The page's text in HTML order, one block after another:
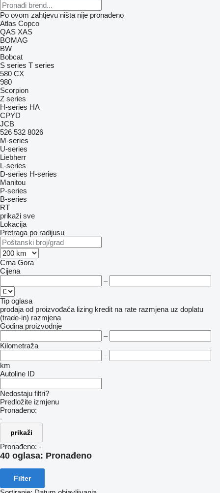
Po ovom zahtjevu ništa nije pronađeno
Atlas Copco
QAS XAS
BOMAG
BW
Bobcat
S series T series
580 CX
980
Scorpion
Z series
H-series HA
CPYD
JCB
526 532 8026
M-series
U-series
Liebherr
L-series
D-series H-series
Manitou
P-series
B-series
RT
prikaži sve
Lokacija
Pretraga po radijusu
Crna Gora
Cijena
–
Tip oglasa
prodaja od proizvođača lizing kredit na rate razmjena uz doplatu
(trade-in) razmjena
Godina proizvodnje
–
Kilometraža
–
km
Autoline ID
Nedostaju filtri?
Predložite izmjenu
Pronađeno:
-
prikaži
Pronađeno: -
40 oglasa: Pronađeno
Filter